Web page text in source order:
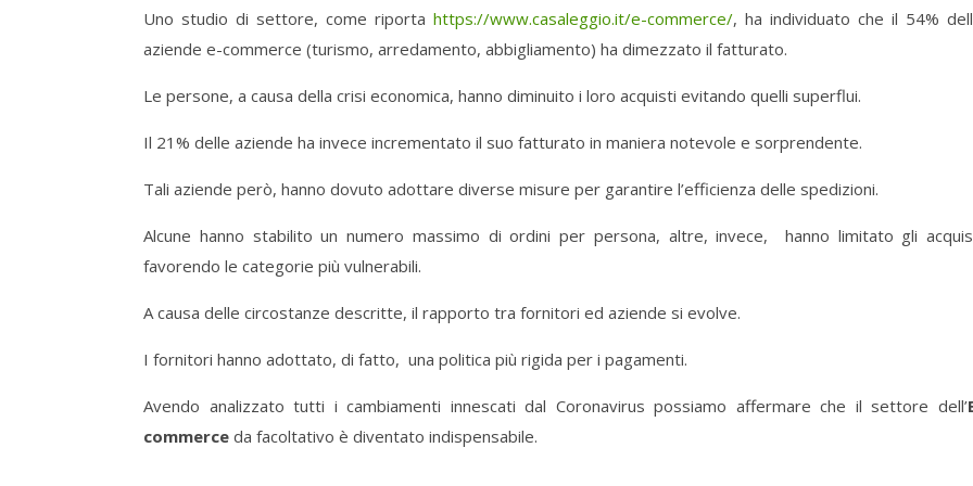
Uno studio di settore, come riporta https://www.casaleggio.it/e-commerce/, ha individuato che il 54%
aziende e-commerce (turismo, arredamento, abbigliamento) ha dimezzato il fatturato.
Le persone, a causa della crisi economica, hanno diminuito i loro acquisti evitando quelli superflui.
Il 21% delle aziende ha invece incrementato il suo fatturato in maniera notevole e sorprendente.
Tali aziende però, hanno dovuto adottare diverse misure per garantire l’efficienza delle spedizioni.
Alcune hanno stabilito un numero massimo di ordini per persona, altre, invece, hanno limitato gli
favorendo le categorie più vulnerabili.
A causa delle circostanze descritte, il rapporto tra fornitori ed aziende si evolve.
I fornitori hanno adottato, di fatto, una politica più rigida per i pagamenti.
Avendo analizzato tutti i cambiamenti innescati dal Coronavirus possiamo affermare che il settore dell’
commerce da facoltativo è diventato indispensabile.